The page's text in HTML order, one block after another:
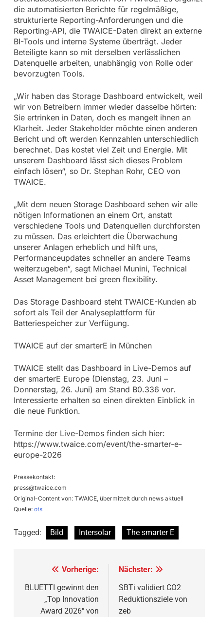
die automatisierten Berichte für regelmäßige,
strukturierte Reporting-Anforderungen und die
Reporting-API, die TWAICE-Daten direkt an externe
BI-Tools und interne Systeme überträgt. Jeder
Beteiligte kann so mit derselben verlässlichen
Datenquelle arbeiten, unabhängig von Rolle oder
bevorzugten Tools.
„Wir haben das Storage Dashboard entwickelt, weil
wir von Betreibern immer wieder dasselbe hörten:
Sie ertrinken in Daten, doch es mangelt ihnen an
Klarheit. Jeder Stakeholder möchte einen anderen
Bericht und oft werden Kennzahlen unterschiedlich
berechnet. Das kostet viel Zeit und Energie. Mit
unserem Dashboard lässt sich dieses Problem
einfach lösen“, so Dr. Stephan Rohr, CEO von
TWAICE.
„Mit dem neuen Storage Dashboard sehen wir alle
nötigen Informationen an einem Ort, anstatt
verschiedene Tools und Datenquellen durchforsten
zu müssen. Das erleichtert die Überwachung
unserer Anlagen erheblich und hilft uns,
Performanceupdates schneller an andere Teams
weiterzugeben“, sagt Michael Munini, Technical
Asset Management bei green flexibility.
Das Storage Dashboard steht TWAICE-Kunden ab
sofort als Teil der Analyseplattform für
Batteriespeicher zur Verfügung.
TWAICE auf der smarterE in München
TWAICE stellt das Dashboard in Live-Demos auf
der smarterE Europe (Dienstag, 23. Juni –
Donnerstag, 26. Juni) am Stand B0.336 vor.
Interessierte erhalten so einen direkten Einblick in
die neue Funktion.
Termine der Live-Demos finden sich hier:
https://www.twaice.com/event/the-smarter-e-
europe-2026
Pressekontakt:
press@twaice.com
Original-Content von: TWAICE, übermittelt durch news aktuell
Quelle: ots
Tagged: Bild Intersolar The smarter E
Beitragsnavigation
Vorherige:
BLUETTI gewinnt den
„Top Innovation
Award 2026″ von
Nächster:
SBTi validiert CO2
Reduktionsziele von
zeb